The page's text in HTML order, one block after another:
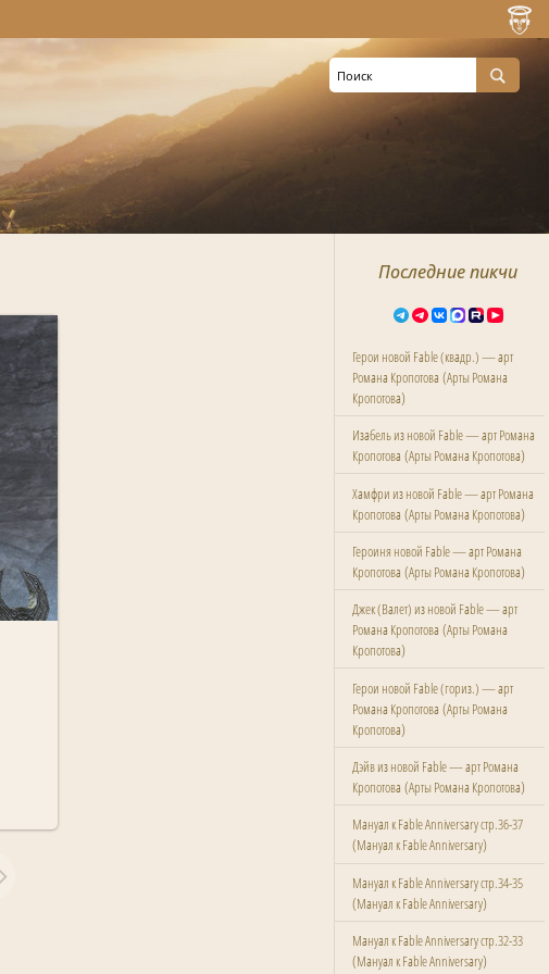
Последние пикчи
Герои новой Fable (квадр.) — арт
Романа Кропотова (Арты Романа
Кропотова)
Изабель из новой Fable — арт Романа
Кропотова (Арты Романа Кропотова)
Хамфри из новой Fable — арт Романа
Кропотова (Арты Романа Кропотова)
Героиня новой Fable — арт Романа
Кропотова (Арты Романа Кропотова)
Джек (Валет) из новой Fable — арт
Романа Кропотова (Арты Романа
Кропотова)
Герои новой Fable (гориз.) — арт
Романа Кропотова (Арты Романа
Кропотова)
Дэйв из новой Fable — арт Романа
Кропотова (Арты Романа Кропотова)
Мануал к Fable Anniversary стр.36-37
(Мануал к Fable Anniversary)
Мануал к Fable Anniversary стр.34-35
(Мануал к Fable Anniversary)
Мануал к Fable Anniversary стр.32-33
(Мануал к Fable Anniversary)